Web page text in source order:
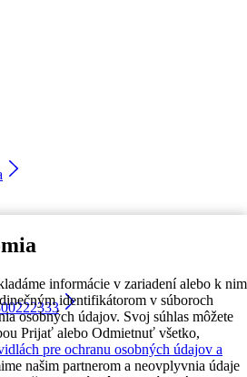
informácie v zariadení alebo k nim
identifikátorom v súboroch
osobných údajov. Svoj súhlas môžete
Prijať alebo Odmietnuť všetko,
pre ochranu osobných údajov a
našim partnerom a neovplyvnia údaje